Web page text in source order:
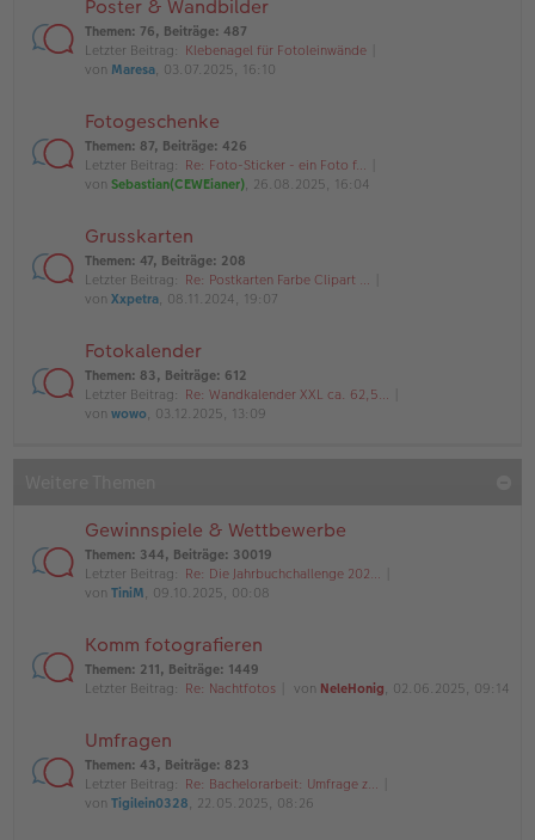
Poster & Wandbilder
Themen: 76, Beiträge: 487
Letzter Beitrag: Klebenagel für Fotoleinwände
von Maresa, 03.07.2025, 16:10
Fotogeschenke
Themen: 87, Beiträge: 426
Letzter Beitrag: Re: Foto-Sticker - ein Foto f…
von Sebastian(CEWEianer), 26.08.2025, 16:04
Grusskarten
Themen: 47, Beiträge: 208
Letzter Beitrag: Re: Postkarten Farbe Clipart …
von Xxpetra, 08.11.2024, 19:07
Fotokalender
Themen: 83, Beiträge: 612
Letzter Beitrag: Re: Wandkalender XXL ca. 62,5…
von wowo, 03.12.2025, 13:09
Gewinnspiele & Wettbewerbe
Themen: 344, Beiträge: 30019
Letzter Beitrag: Re: Die Jahrbuchchallenge 202…
von TiniM, 09.10.2025, 00:08
Komm fotografieren
Themen: 211, Beiträge: 1449
Letzter Beitrag: Re: Nachtfotos von NeleHonig, 02.06.2025, 09:14
Umfragen
Themen: 43, Beiträge: 823
Letzter Beitrag: Re: Bachelorarbeit: Umfrage z…
von Tigilein0328, 22.05.2025, 08:26